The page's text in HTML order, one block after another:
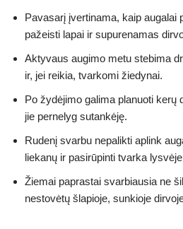
Pavasarį įvertinama, kaip augalai
pažeisti lapai ir supurenamas
Aktyvaus augimo metu stebima
ir, jei reikia, tvarkomi žiedynai.
Po žydėjimo galima planuoti kerų
jie pernelyg sutankėję.
Rudenį svarbu nepalikti aplink
liekanų ir pasirūpinti tvarka
Žiemai paprastai svarbiausia ne
nestovėtų šlapioje, sunkioje